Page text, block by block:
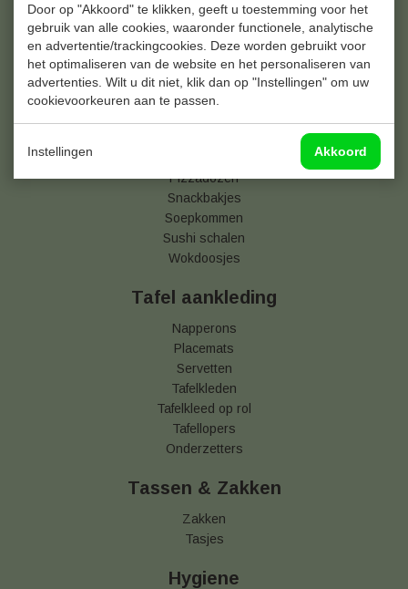
Door op "Akkoord" te klikken, geeft u toestemming voor het
gebruik van alle cookies, waaronder functionele, analytische
en advertentie/trackingcookies. Deze worden gebruikt voor
het optimaliseren van de website en het personaliseren van
advertenties. Wilt u dit niet, klik dan op "Instellingen" om uw
cookievoorkeuren aan te passen.
Instellingen Akkoord
Aluminium bakjes
Brood verpakking
Hamburgerdoosjes
Kids Menuboxen
Frietzakjes
Pizzadozen
Snackbakjes
Soepkommen
Sushi schalen
Wokdoosjes
Tafel aankleding
Napperons
Placemats
Servetten
Tafelkleden
Tafelkleed op rol
Tafellopers
Onderzetters
Tassen & Zakken
Zakken
Tasjes
Hygiene